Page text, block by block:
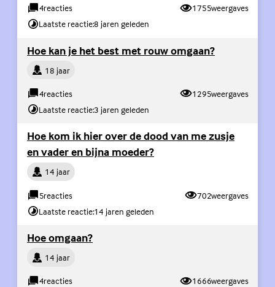
4reacties 1755weergaves
Laatste reactie:8 jaren geleden
Hoe kan je het best met rouw omgaan?
Persoon18 jaar
4reacties 1295weergaves
Laatste reactie:3 jaren geleden
Hoe kom ik hier over de dood van me zusje
en vader en bijna moeder?
Persoon14 jaar
5reacties 702weergaves
Laatste reactie:14 jaren geleden
Hoe omgaan?
Persoon14 jaar
4reacties 1666weergaves